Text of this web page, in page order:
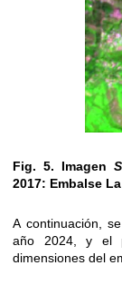
Fig. 5. Imagen
2017: Embalse
A continuación,
año 2024, y el
dimensiones del